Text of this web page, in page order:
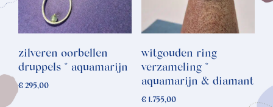
zilveren oorbellen
druppels * aquamarijn
€ 295,00
witgouden ring
verzameling *
aquamarijn & diamant
€1.755,00